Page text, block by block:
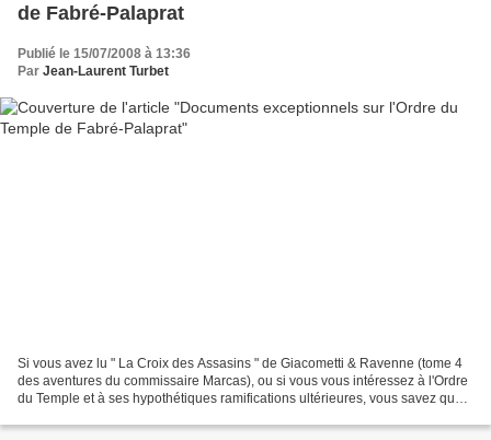
de Fabré-Palaprat
Publié le 15/07/2008 à 13:36
Par Jean-Laurent Turbet
Si vous avez lu " La Croix des Assasins " de Giacometti & Ravenne (tome 4
des aventures du commissaire Marcas), ou si vous vous intéressez à l'Ordre
du Temple et à ses hypothétiques ramifications ultérieures, vous savez que